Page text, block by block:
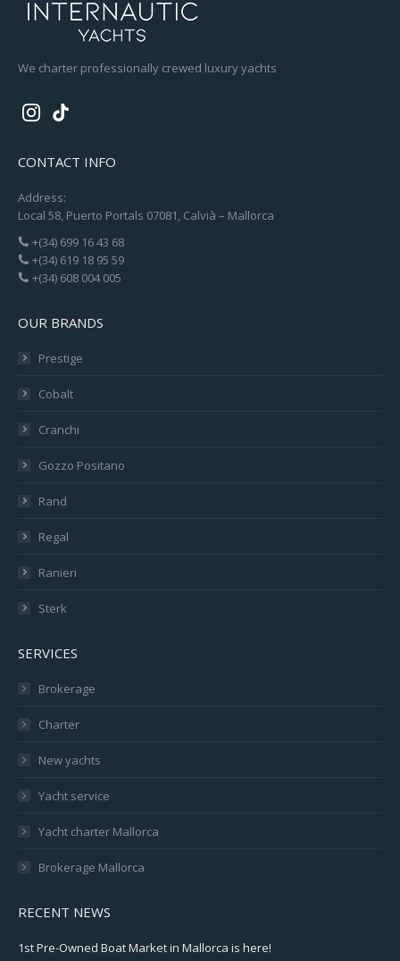
We charter professionally crewed luxury yachts
CONTACT INFO
Address:
Local 58, Puerto Portals 07081, Calvià – Mallorca
+(34) 699 16 43 68
+(34) 619 18 95 59
+(34) 608 004 005
OUR BRANDS
Prestige
Cobalt
Cranchi
Gozzo Positano
Rand
Regal
Ranieri
Sterk
SERVICES
Brokerage
Charter
New yachts
Yacht service
Yacht charter Mallorca
Brokerage Mallorca
RECENT NEWS
1st Pre-Owned Boat Market in Mallorca is here!